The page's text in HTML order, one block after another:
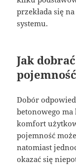
przekłada się
systemu.
Jak
Dobór
betonowego
komfort
pojemność
natomiast
okazać się